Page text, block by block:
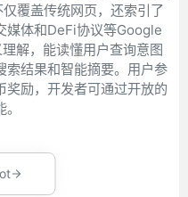
覆盖传统网页，还索引了
媒体和DeFi协议等Google
解，能读懂用户查询意图
索结果和智能摘要。用户参
奖励，开发者可通过开放的